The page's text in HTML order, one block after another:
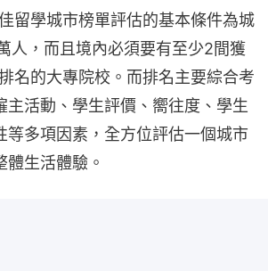
留學城市榜單評估的基本條件為城
人，而且境內必須要有至少2間獲
名的大專院校。而排名主要綜合考
主活動、學生評價、嚮往度、學生
等多項因素，全方位評估一個城市
體生活體驗。